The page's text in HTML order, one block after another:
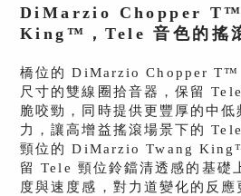
DiMarzio Chopper T™
King™，Tele 音色的搖
橋位的 DiMarzio Chopper T™
尺寸的雙線圈拾音器，保留
脆咬勁，同時提供更豐厚的中低
力，讓高增益搖滾場景下的
頸位的 DiMarzio Twang
留 Tele 頸位鈴鐺清透感的基礎
度與速度感，對力道變化的反應